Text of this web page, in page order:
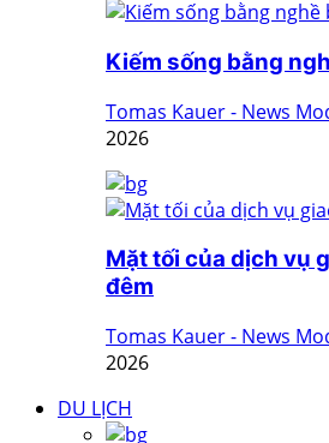
Kiếm sống bằng
Tomas Kauer - News
2026
Mặt tối của dịch vụ
đêm
Tomas Kauer - News
2026
DU LỊCH